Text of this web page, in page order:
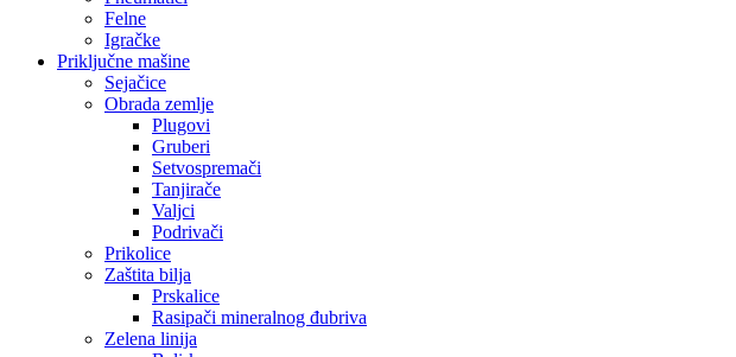
Felne
Igračke
Priključne mašine
Sejačice
Obrada zemlje
Plugovi
Gruberi
Setvospremači
Tanjirače
Valjci
Podrivači
Prikolice
Zaštita bilja
Prskalice
Rasipači mineralnog đubriva
Zelena linija